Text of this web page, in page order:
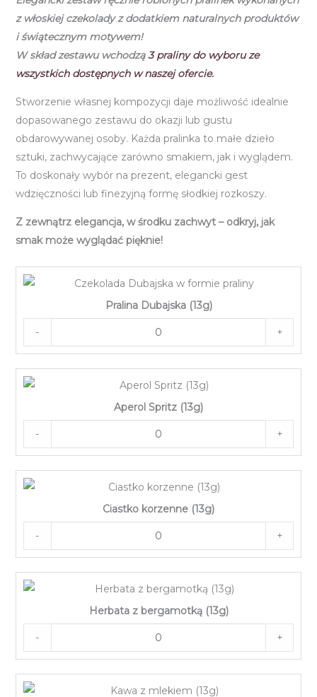
z włoskiej czekoladyz dodatkiem naturalnych produktów
i świątecznym motywem!
W skład zestawu wchodzą3praliny do wyboru ze
wszystkich dostępnych w naszej ofercie.
Stworzenie własnej kompozycji daje możliwość idealnie
dopasowanego zestawu do okazji lub gustu
obdarowywanej osoby. Każda pralinka to małe dzieło
sztuki, zachwycające zarówno smakiem, jak i wyglądem.
To doskonały wybór na prezent, elegancki gest
wdzięczności lub finezyjną formę słodkiej rozkoszy.
Z zewnątrz elegancja, w środku zachwyt – odkryj, jak
smak może wyglądać pięknie!
Pralina Dubajska (13g)
- +
Aperol Spritz (13g)
- +
Ciastko korzenne (13g)
- +
Herbata z bergamotką (13g)
- +